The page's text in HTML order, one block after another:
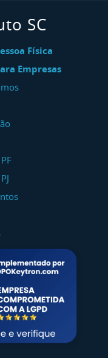
SC
Física
Empresas